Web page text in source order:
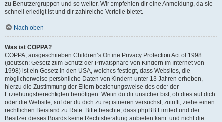
zu Benutzergruppen und so weiter. Wir empfehlen dir eine Anmeldung, da sie
schnell erledigt ist und dir zahlreiche Vorteile bietet.
Nach oben
Was ist COPPA?
COPPA, ausgeschrieben Children’s Online Privacy Protection Act of 1998
(deutsch: Gesetz zum Schutz der Privatsphäre von Kindern im Internet von
1998) ist ein Gesetz in den USA, welches festlegt, dass Websites, die
möglicherweise persönliche Daten von Kindern unter 13 Jahren erheben,
hierzu die Zustimmung der Eltern beziehungsweise des oder der
Erziehungsberechtigten benötigen. Wenn du dir unsicher bist, ob dies auf dich
oder die Website, auf der du dich zu registrieren versuchst, zutrifft, ziehe einen
rechtlichen Beistand zu Rate. Bitte beachte, dass phpBB Limited und der
Besitzer dieses Boards keine Rechtsberatung anbieten kann und nicht die